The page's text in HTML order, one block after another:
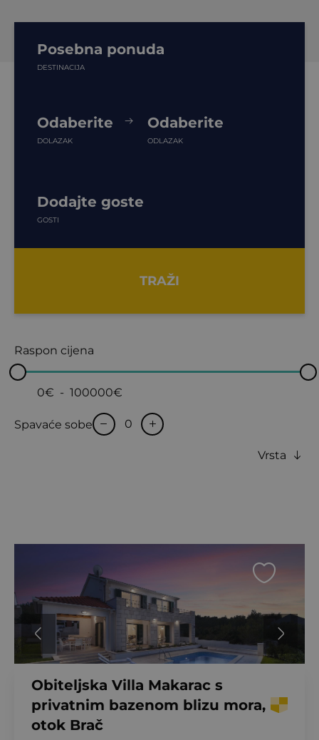
Posebna ponuda
DESTINACIJA
Odaberite
DOLAZAK
Odaberite
ODLAZAK
Dodajte goste
GOSTI
TRAŽI
Raspon cijena
0€ - 100000€
Spavaće sobe
Vrsta
Obiteljska Villa Makarac s
privatnim bazenom blizu mora,
otok Brač